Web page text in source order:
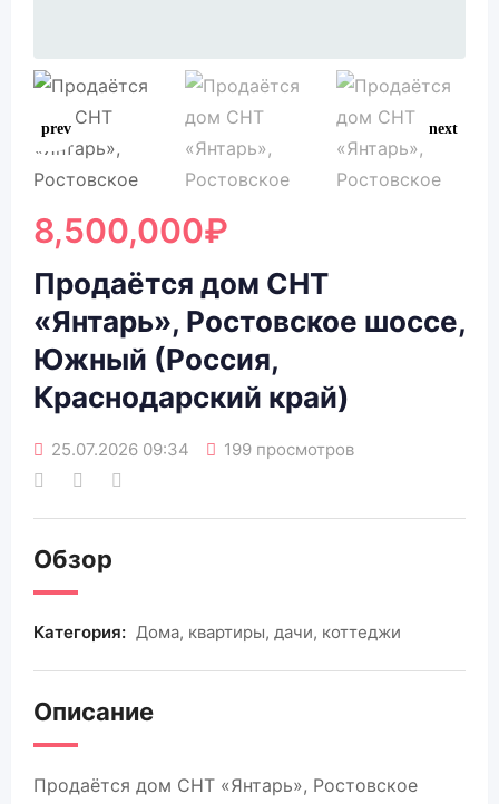
8,500,000₽
Продаётся дом СНТ
«Янтарь», Ростовское шоссе,
Южный (Россия,
Краснодарский край)
25.07.2026 09:34 199 просмотров
Обзор
Категория: Дома, квартиры, дачи, коттеджи
Описание
Продаётся дом СНТ «Янтарь», Ростовское